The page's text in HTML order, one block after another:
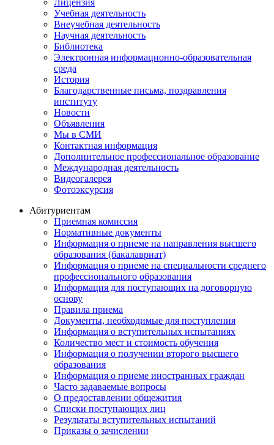
Учебная деятельность
Внеучебная деятельность
Научная деятельность
Библиотека
Электронная информационно-образовательная
среда
История
Благодарственные письма, поздравления
институту
Новости
Объявления
Мы в СМИ
Контактная информация
Дополнительное профессиональное образование
Международная деятельность
Видеогалерея
Фотоэксурсия
Абитуриентам
Приемная комиссия
Нормативные документы
Информация о приеме на направления высшего
образования (бакалавриат)
Информация о приеме на специальности среднего
профессионального образования
Информация для поступающих на договорную
основу
Правила приема
Документы, необходимые для поступления
Информация о вступительных испытаниях
Количество мест и стоимость обучения
Информация о получении второго высшего
образования
Информация о приеме иностранных граждан
Часто задаваемые вопросы
О предоставлении общежития
Списки поступающих лиц
Результаты вступительных испытаний
Приказы о зачислении